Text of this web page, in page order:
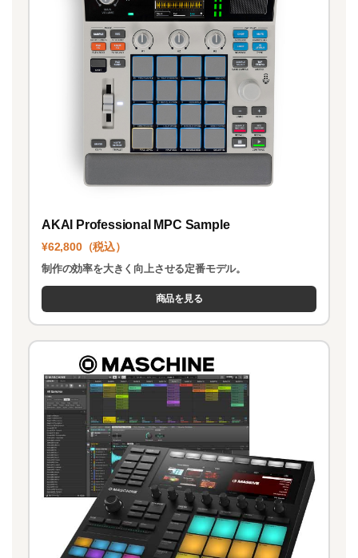
AKAI Professional MPC Sample
¥62,800（税込）
制作の効率を大きく向上させる定番モデル。
商品を見る